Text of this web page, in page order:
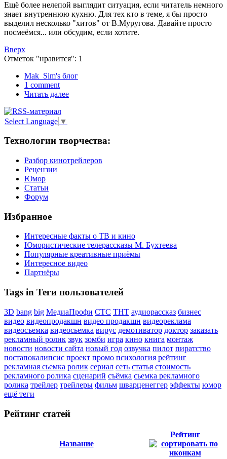
Ещё более нелепой выглядит ситуация, если читатель немного
знает внутреннюю кухню. Для тех кто в теме, я бы просто
выделил несколько "хитов" от В.Муругова. Давайте просто
посмеёмся... или обсудим, если хотите.
Вверх
Отметок "нравится": 1
Mak_Sim's блог
1 comment
Читать далее
Select Language ▼
Технологии творчества:
Разбор кинотрейлеров
Рецензии
Юмор
Статьи
Форум
Избранное
Интересные факты о ТВ и кино
Юмористические телерассказы М. Бухтеева
Популярные креативные приёмы
Интересное видео
Партнёры
Tags in Теги пользователей
3D bang big МедиаПрофи СТС ТНТ аудиорассказ бизнес
видео видеопродакшн видео продакшн видеореклама
видеосъемка видеосьемка вирус демотиватор доктор заказать
рекламный ролик звук зомби игра кино книга монтаж
новости новости сайта новый год озвучка пилот пиратство
постапокалипсис проект промо психология рейтинг
рекламная сьемка ролик сериал сеть статья стоимость
рекламного ролика сценарий съёмка сьемка рекламного
ролика трейлер трейлеры фильм шварценеггер эффекты юмор
ещё теги
Рейтинг статей
Название
Рейтинг